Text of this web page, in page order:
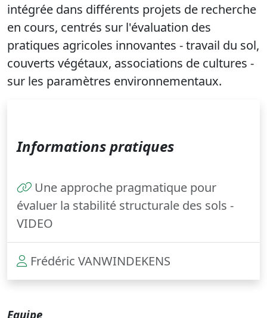
intégrée dans différents projets de recherche
en cours, centrés sur l'évaluation des
pratiques agricoles innovantes - travail du sol,
couverts végétaux, associations de cultures -
sur les paramètres environnementaux.
Informations pratiques
Une approche pragmatique pour
évaluer la stabilité structurale des sols -
VIDEO
Frédéric VANWINDEKENS
Equipe